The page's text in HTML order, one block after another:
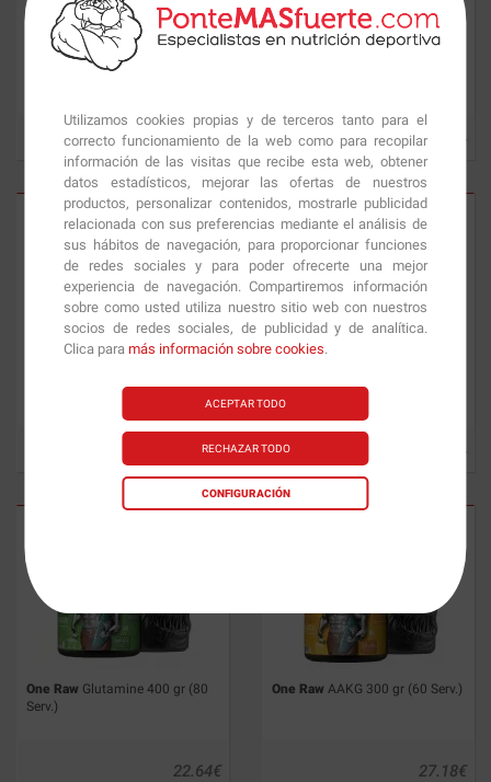
Utilizamos cookies propias y de terceros tanto para el
correcto funcionamiento de la web como para recopilar
información de las visitas que recibe esta web, obtener
datos estadísticos, mejorar las ofertas de nuestros
productos, personalizar contenidos, mostrarle publicidad
relacionada con sus preferencias mediante el análisis de
sus hábitos de navegación, para proporcionar funciones
de redes sociales y para poder ofrecerte una mejor
experiencia de navegación. Compartiremos información
sobre como usted utiliza nuestro sitio web con nuestros
socios de redes sociales, de publicidad y de analítica.
Clica paramás información sobre cookies.
ACEPTAR TODO
RECHAZAR TODO
CONFIGURACIÓN
Care Taker480 gr
€
29.91 31.73
€
31.73
One Raw Glutamine 400 gr (80
Serv.)
€
22.64
One Raw AAKG 300 gr (60 Serv.)
€
27.18